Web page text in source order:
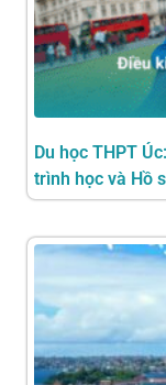
Du học THPT
trình học và Hồ